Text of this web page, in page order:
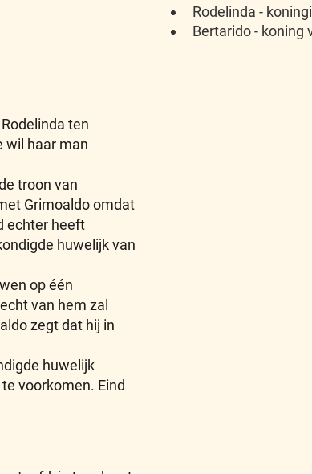
ten
wil haar man
troon van
Grimoaldo omdat
echter heeft
huwelijk van
op één
van hem zal
zegt dat hij in
huwelijk
voorkomen. Eind
Rodelinda -
Bertarido - koning